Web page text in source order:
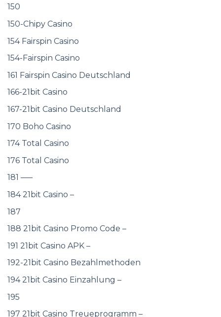
150
150-Chipy Casino
154 Fairspin Casino
154-Fairspin Casino
161 Fairspin Casino Deutschland
166-21bit Casino
167-21bit Casino Deutschland
170 Boho Casino
174 Total Casino
176 Total Casino
181 —–
184 21bit Casino –
187
188 21bit Casino Promo Code –
191 21bit Casino APK –
192-21bit Casino Bezahlmethoden
194 21bit Casino Einzahlung –
195
197 21bit Casino Treueprogramm –